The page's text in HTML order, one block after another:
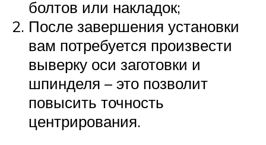
болтов или накладок;
После завершения установки
вам потребуется произвести
выверку оси заготовки и
шпинделя – это позволит
повысить точность
центрирования.